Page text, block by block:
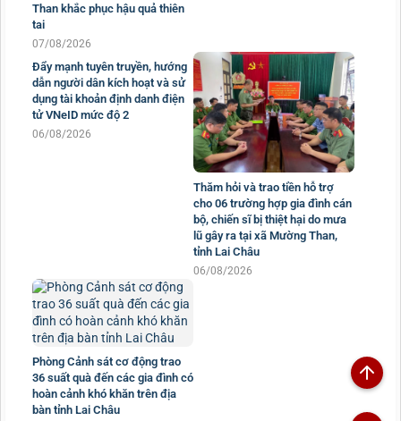
Than khắc phục hậu quả thiên
tai
07/08/2026
Thăm hỏi và trao tiền hỗ trợ
cho 06 trường hợp gia đình cán
bộ, chiến sĩ bị thiệt hại do mưa
lũ gây ra tại xã Mường Than,
tỉnh Lai Châu
06/08/2026
Phòng Cảnh sát cơ động trao
36 suất quà đến các gia đình có
hoàn cảnh khó khăn trên địa
bàn tỉnh Lai Châu